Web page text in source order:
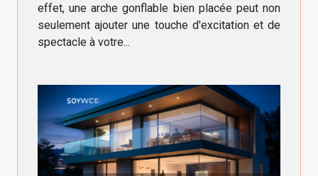
effet, une arche gonflable bien placée peut non
seulement ajouter une touche d'excitation et de
spectacle à votre...